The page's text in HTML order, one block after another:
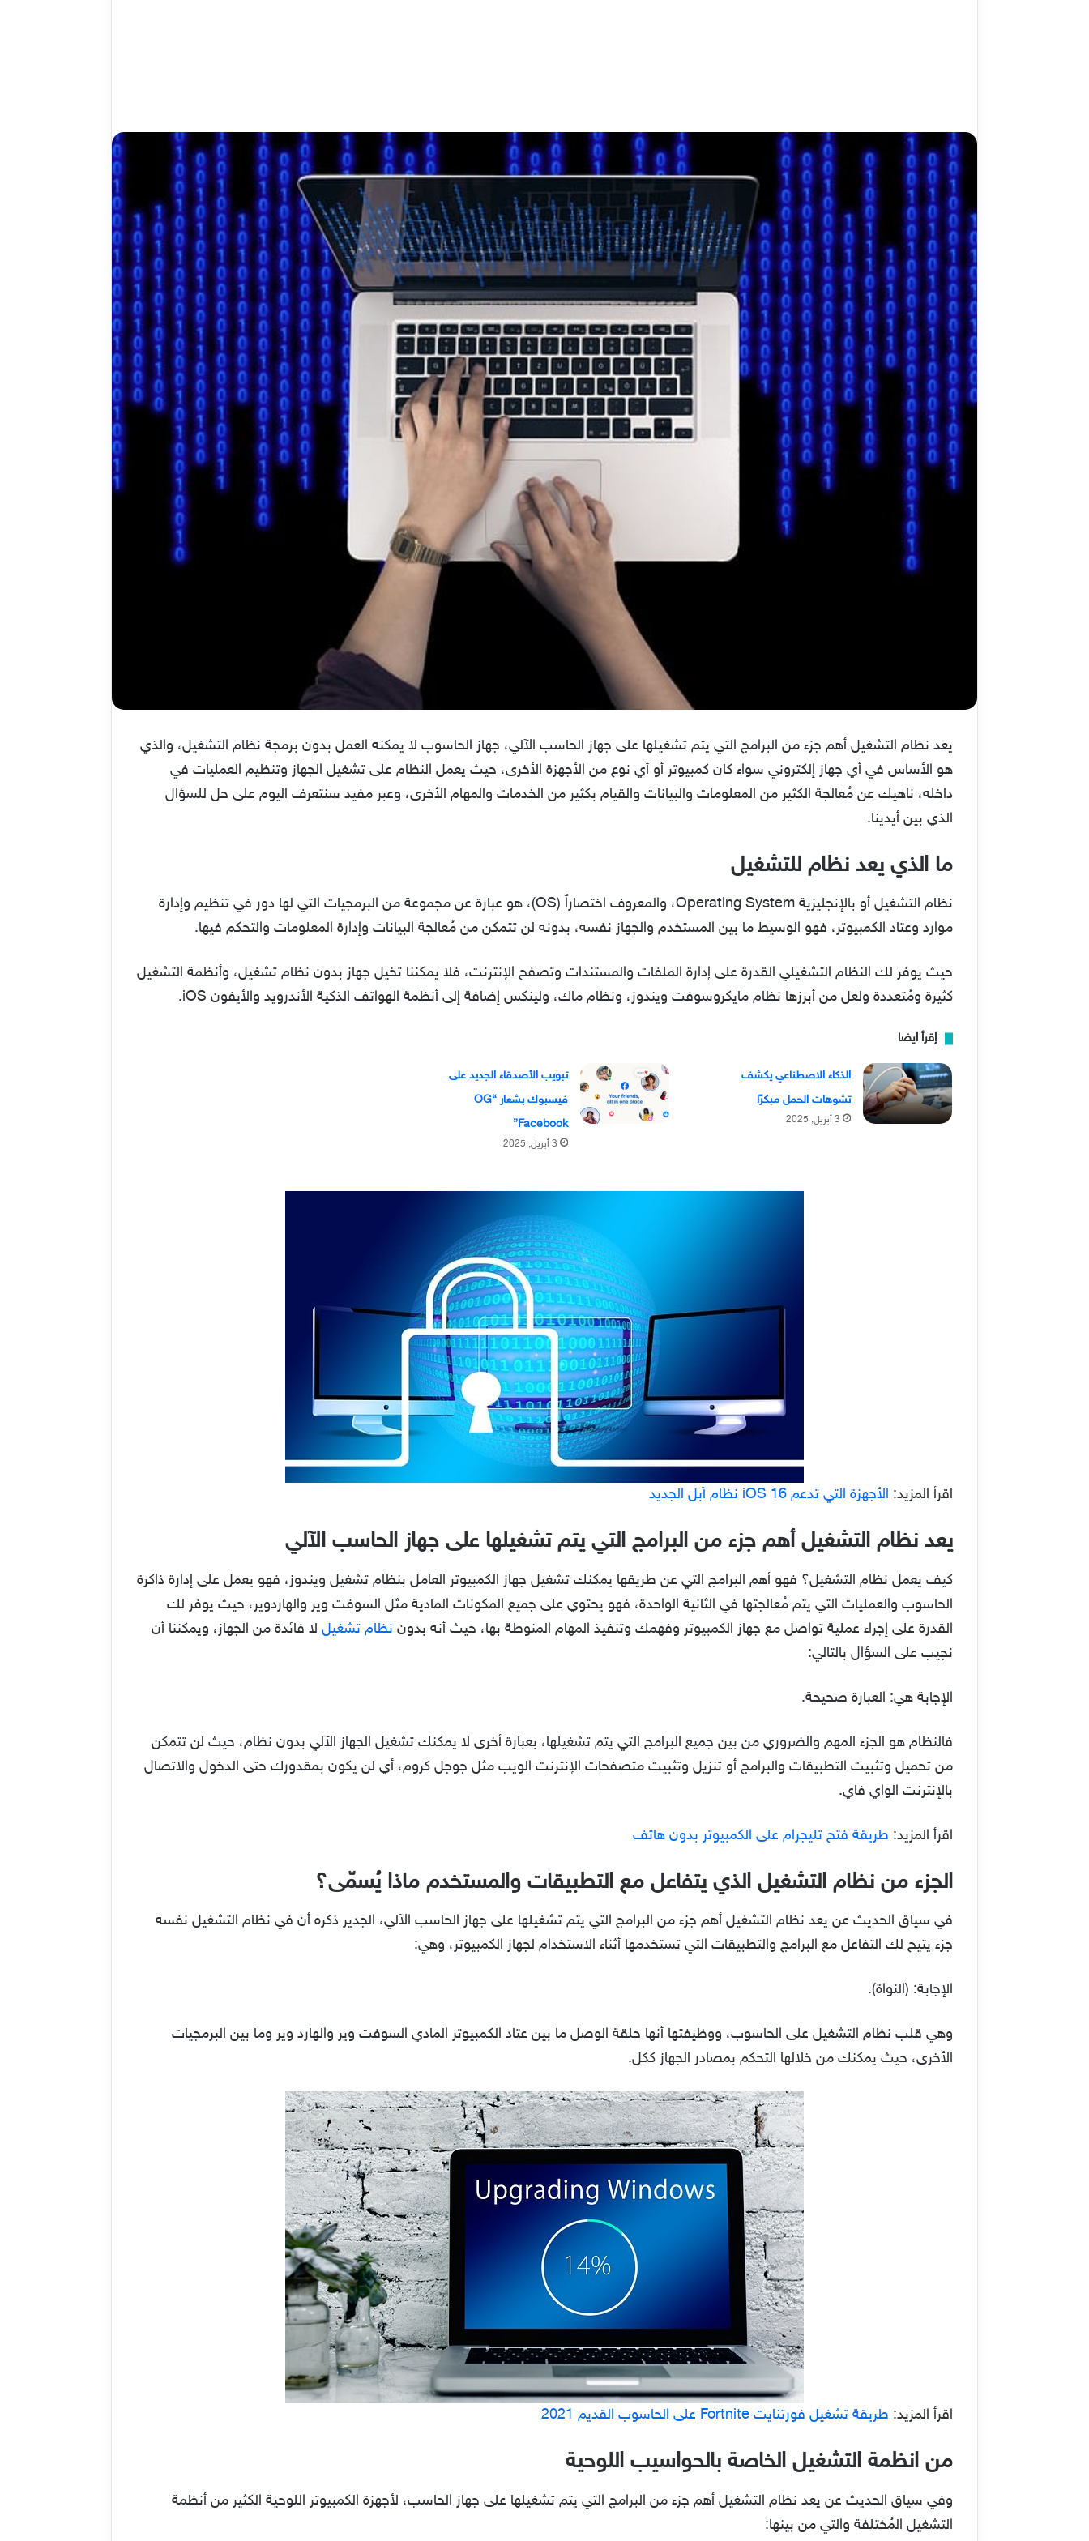
يعد نظام التشغيل أهم جزء من البرامج التي يتم تشغيلها على جهاز الحاسب الآلي، جهاز الحاسوب لا يمكنه العمل بدون برمجة نظام التشغيل، والذي
هو الأساس في أي جهاز إلكتروني سواء كان كمبيوتر أو أي نوع من الأجهزة الأخرى، حيث يعمل النظام على تشغيل الجهاز وتنظيم العمليات في
داخله، ناهيك عن مُعالجة الكثير من المعلومات والبيانات والقيام بكثير من الخدمات والمهام الأخرى، وعبر مفيد سنتعرف اليوم على حل للسؤال
الذي بين أيدينا.
ما الذي يعد نظام للتشغيل
نظام التشغيل أو بالإنجليزية Operating System، والمعروف اختصاراً (OS)، هو عبارة عن مجموعة من البرمجيات التي لها دور في تنظيم وإدارة
موارد وعتاد الكمبيوتر، فهو الوسيط ما بين المستخدم والجهاز نفسه، بدونه لن تتمكن من مُعالجة البيانات وإدارة المعلومات والتحكم فيها.
حيث يوفر لك النظام التشغيلي القدرة على إدارة الملفات والمستندات وتصفح الإنترنت، فلا يمكننا تخيل جهاز بدون نظام تشغيل، وأنظمة التشغيل
كثيرة ومُتعددة ولعل من أبرزها نظام مايكروسوفت ويندوز، ونظام ماك، ولينكس إضافة إلى أنظمة الهواتف الذكية الأندرويد والأيفون iOS.
إقرأ ايضا
الذكاء الاصطناعي يكشف
تشوهات الحمل مبكرًا
3 أبريل, 2025
تبويب الأصدقاء الجديد على
فيسبوك بشعار “OG
Facebook”
3 أبريل, 2025
اقرأ المزيد: الأجهزة التي تدعم iOS 16 نظام آبل الجديد
يعد نظام التشغيل أهم جزء من البرامج التي يتم تشغيلها على جهاز الحاسب الآلي
كيف يعمل نظام التشغيل؟ فهو أهم البرامج التي عن طريقها يمكنك تشغيل جهاز الكمبيوتر العامل بنظام تشغيل ويندوز، فهو يعمل على إدارة ذاكرة
الحاسوب والعمليات التي يتم مُعالجتها في الثانية الواحدة، فهو يحتوي على جميع المكونات المادية مثل السوفت وير والهاردوير، حيث يوفر لك
القدرة على إجراء عملية تواصل مع جهاز الكمبيوتر وفهمك وتنفيذ المهام المنوطة بها، حيث أنه بدون نظام تشغيل لا فائدة من الجهاز، ويمكننا أن
نجيب على السؤال بالتالي:
الإجابة هي: العبارة صحيحة.
فالنظام هو الجزء المهم والضروري من بين جميع البرامج التي يتم تشغيلها، بعبارة أخرى لا يمكنك تشغيل الجهاز الآلي بدون نظام، حيث لن تتمكن
من تحميل وتثبيت التطبيقات والبرامج أو تنزيل وتثبيت متصفحات الإنترنت الويب مثل جوجل كروم، أي لن يكون بمقدورك حتى الدخول والاتصال
بالإنترنت الواي فاي.
اقرأ المزيد: طريقة فتح تليجرام على الكمبيوتر بدون هاتف
الجزء من نظام التشغيل الذي يتفاعل مع التطبيقات والمستخدم ماذا يُسمّى؟
في سياق الحديث عن يعد نظام التشغيل أهم جزء من البرامج التي يتم تشغيلها على جهاز الحاسب الآلي، الجدير ذكره أن في نظام التشغيل نفسه
جزء يتيح لك التفاعل مع البرامج والتطبيقات التي تستخدمها أثناء الاستخدام لجهاز الكمبيوتر، وهي:
الإجابة: (النواة).
وهي قلب نظام التشغيل على الحاسوب، ووظيفتها أنها حلقة الوصل ما بين عتاد الكمبيوتر المادي السوفت وير والهارد وير وما بين البرمجيات
الأخرى، حيث يمكنك من خلالها التحكم بمصادر الجهاز ككل.
اقرأ المزيد: طريقة تشغيل فورتنايت Fortnite على الحاسوب القديم 2021
من انظمة التشغيل الخاصة بالحواسيب اللوحية
وفي سياق الحديث عن يعد نظام التشغيل أهم جزء من البرامج التي يتم تشغيلها على جهاز الحاسب، لأجهزة الكمبيوتر اللوحية الكثير من أنظمة
التشغيل المُختلفة والتي من بينها: